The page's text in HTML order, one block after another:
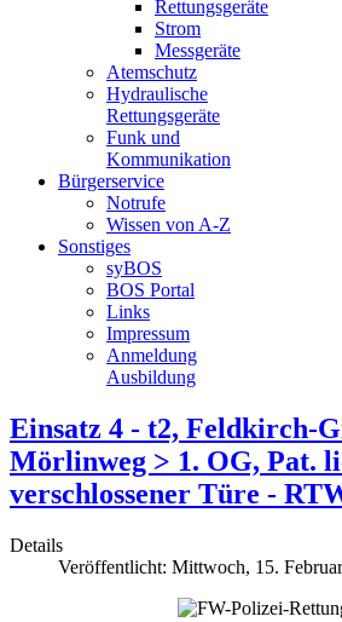
Rettungsgeräte
Strom
Messgeräte
Atemschutz
Hydraulische
Rettungsgeräte
Funk und
Kommunikation
Bürgerservice
Notrufe
Wissen von A-Z
Sonstiges
syBOS
BOS Portal
Links
Impressum
Anmeldung
Ausbildung
Einsatz 4 - t2, Feldkirch-
Mörlinweg > 1. OG, Pat.
verschlossener Türe -
Details
Veröffentlicht: Mittwoch, 15.